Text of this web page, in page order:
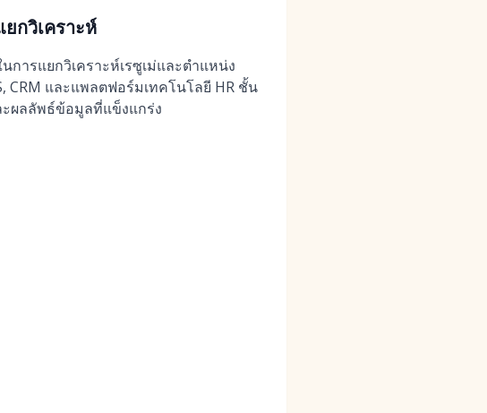
กวิเคราะห์
การแยกวิเคราะห์เรซูเม่และตำแหน่ง
และแพลตฟอร์มเทคโนโลยี HR ชั้น
ผลลัพธ์ข้อมูลที่แข็งแกร่ง